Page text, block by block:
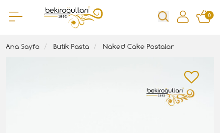
0
Ana Sayfa Butik Pasta Naked Cake Pastalar